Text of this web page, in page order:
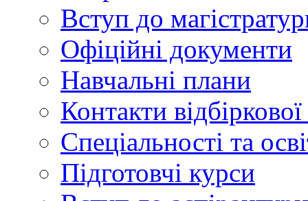
Вступ до
Офіційні документи
Навчальні плани
Контакти
Спеціальності та
Підготовчі курси